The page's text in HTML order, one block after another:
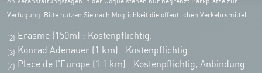
An Veranstaltungstagen in der Coque stehen nur begrenzt Parkplätze zur
Verfügung. Bitte nutzen Sie nach Möglichkeit die öffentlichen Verkehrsmittel.
(2) Erasme (150m) : Kostenpflichtig.
(3) Konrad Adenauer (1 km) : Kostenpflichtig.
(4)
Place de l'Europe (1.1 km) : Kostenpflichtig, Anbindung